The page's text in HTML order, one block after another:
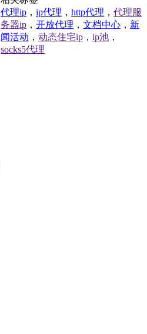
代理ip ，ip代理 ，http代理 ，代理服
务器ip ，开放代理 ，文档中心 ， 新
闻活动 ，动态住宅ip ，ip池 ，
socks5代理